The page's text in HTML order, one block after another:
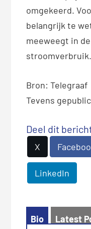
omgekeerd.
belangrijk te
meeweegt in
stroomverbruik.
Bron: Telegraaf
Tevens
Deel dit
X
LinkedIn
Bio
Latest